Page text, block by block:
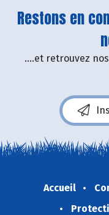
Restons en
....et retrouvez
Accueil